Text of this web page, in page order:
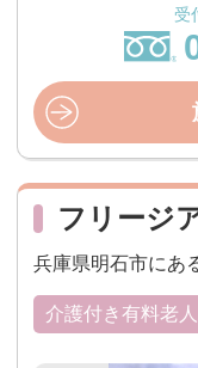
受
フリージ
兵庫県明石市にあ
介護付き有料老